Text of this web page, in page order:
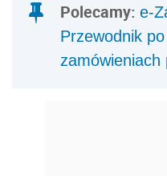
Polecamy: e-
Przewodnik
zamówieniach